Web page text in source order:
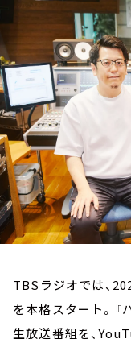
イベント・
YouTube
会社情報
TBSラジオでは、
を本格スタート。
生放送番組を、